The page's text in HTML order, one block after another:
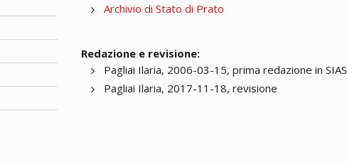
Archivio di Stato di Prato
Redazione e revisione:
Pagliai Ilaria, 2006-03-15, prima redazione in SIAS
Pagliai Ilaria, 2017-11-18, revisione